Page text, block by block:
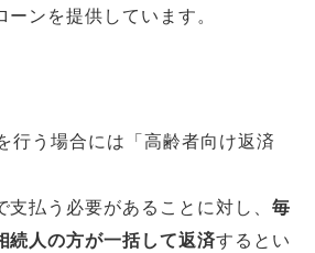
ンを提供しています。
行う場合には「高齢者向け返済
払う必要があることに対し、 毎
続人の方が一括して返済するとい